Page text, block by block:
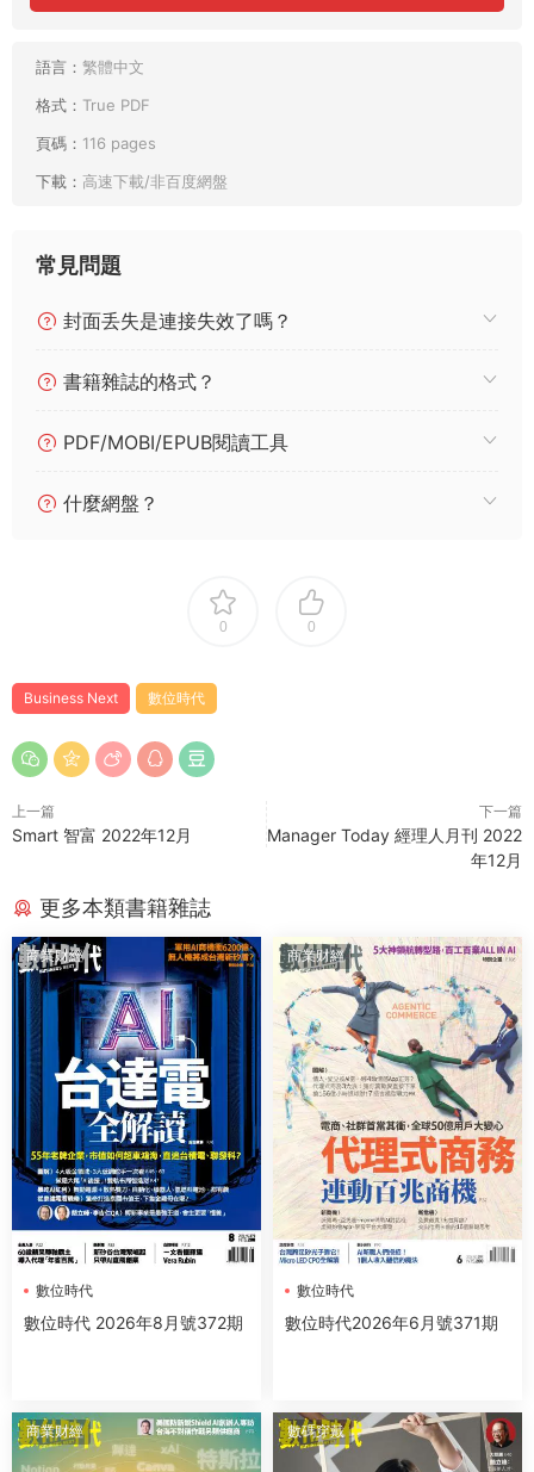
語言： 繁體中文
格式： True PDF
頁碼： 116 pages
下載： 高速下載/非百度網盤
常見問題
封面丢失是連接失效了嗎？
書籍雜誌的格式？
PDF/MOBI/EPUB閱讀工具
什麼網盤？
0 0
Business Next 數位時代
上一篇
Smart 智富 2022年12月
下一篇
Manager Today 經理人月刊 2022
年12月
更多本類書籍雜誌
商業财經
數位時代
數位時代 2026年8月號372期
商業财經
數位時代
數位時代2026年6月號371期
商業财經 數碼穿戴